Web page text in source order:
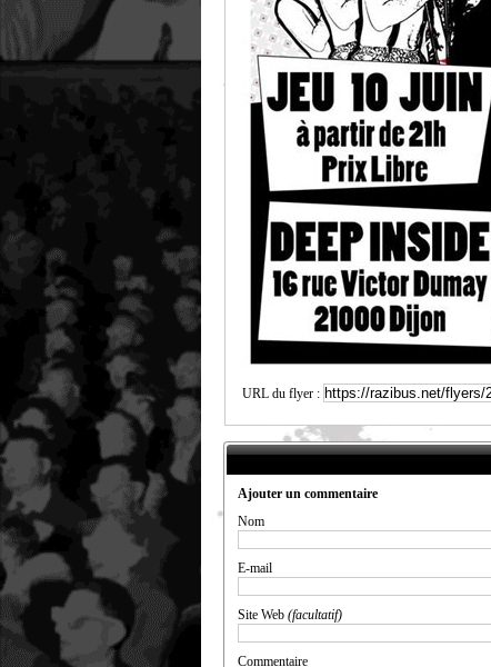
URL du flyer :
Ajouter un commentaire
Nom
E-mail
Site Web (facultatif)
Commentaire